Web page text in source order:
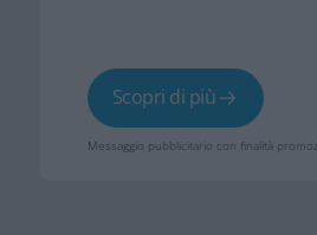
Scopri di più
Messaggio pubblicitario con finalità